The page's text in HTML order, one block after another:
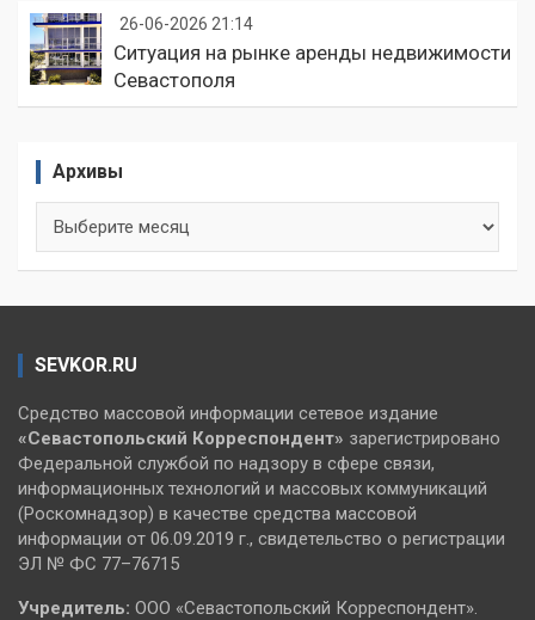
26-06-2026 21:14
Ситуация на рынке аренды недвижимости
Севастополя
Архивы
SEVKOR.RU
Средство массовой информации сетевое издание
«Севастопольский Корреспондент» зарегистрировано
Федеральной службой по надзору в сфере связи,
информационных технологий и массовых коммуникаций
(Роскомнадзор) в качестве средства массовой
информации от 06.09.2019 г., свидетельство о регистрации
ЭЛ № ФС 77–76715
Учредитель: ООО «Севастопольский Корреспондент».